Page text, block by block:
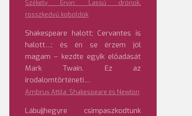
Székely Ervin: Lassú drónok,
rosszkedvű koboldok
Shakespeare halott; Cervantes is
halott…; és én se érzem jól
magam – kezdte egyik előadását
Mark Twain. Ez az
irodalomtörténeti…
Ambrus Attila: Shakespeare és Newton
Lábujjhegyre csimpaszkodtunk